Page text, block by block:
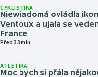
CYKLISTIKA
Niewiadomá ovládla
Ventoux a ujala se
France
Před 33 min
ATLETIKA
Moc bych si přála